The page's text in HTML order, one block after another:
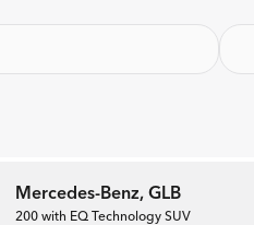
Mercedes-Benz, GLB
200 with EQ Technology SUV